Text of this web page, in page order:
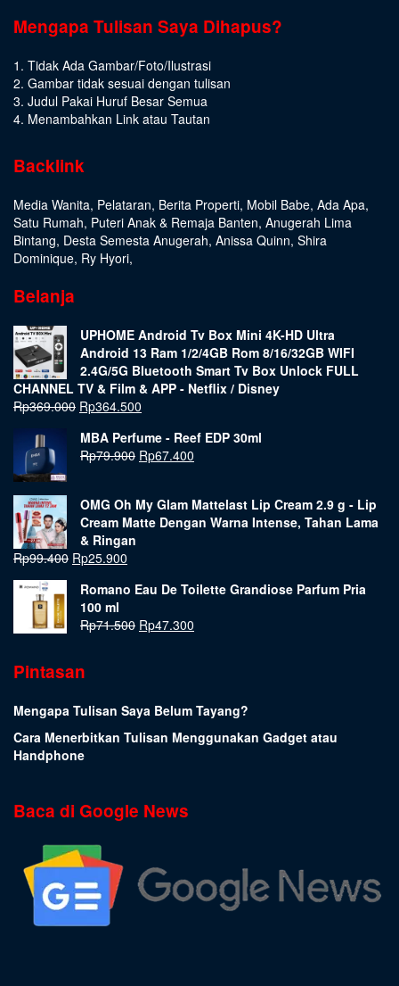
Mengapa Tulisan Saya Dihapus?
1. Tidak Ada Gambar/Foto/Ilustrasi
2. Gambar tidak sesuai dengan tulisan
3. Judul Pakai Huruf Besar Semua
4. Menambahkan Link atau Tautan
Backlink
Media Wanita, Pelataran, Berita Properti, Mobil Babe, Ada Apa,
Satu Rumah, Puteri Anak & Remaja Banten, Anugerah Lima
Bintang, Desta Semesta Anugerah, Anissa Quinn, Shira
Dominique, Ry Hyori,
Belanja
UPHOME Android Tv Box Mini 4K-HD Ultra
Android 13 Ram 1/2/4GB Rom 8/16/32GB WIFI
2.4G/5G Bluetooth Smart Tv Box Unlock FULL
CHANNEL TV & Film & APP - Netflix / Disney
Rp369.000 Rp364.500
MBA Perfume - Reef EDP 30ml
Rp79.900 Rp67.400
OMG Oh My Glam Mattelast Lip Cream 2.9 g - Lip
Cream Matte Dengan Warna Intense, Tahan Lama
& Ringan
Rp99.400 Rp25.900
Romano Eau De Toilette Grandiose Parfum Pria
100 ml
Rp71.500 Rp47.300
Pintasan
Mengapa Tulisan Saya Belum Tayang?
Cara Menerbitkan Tulisan Menggunakan Gadget atau
Handphone
Baca di Google News